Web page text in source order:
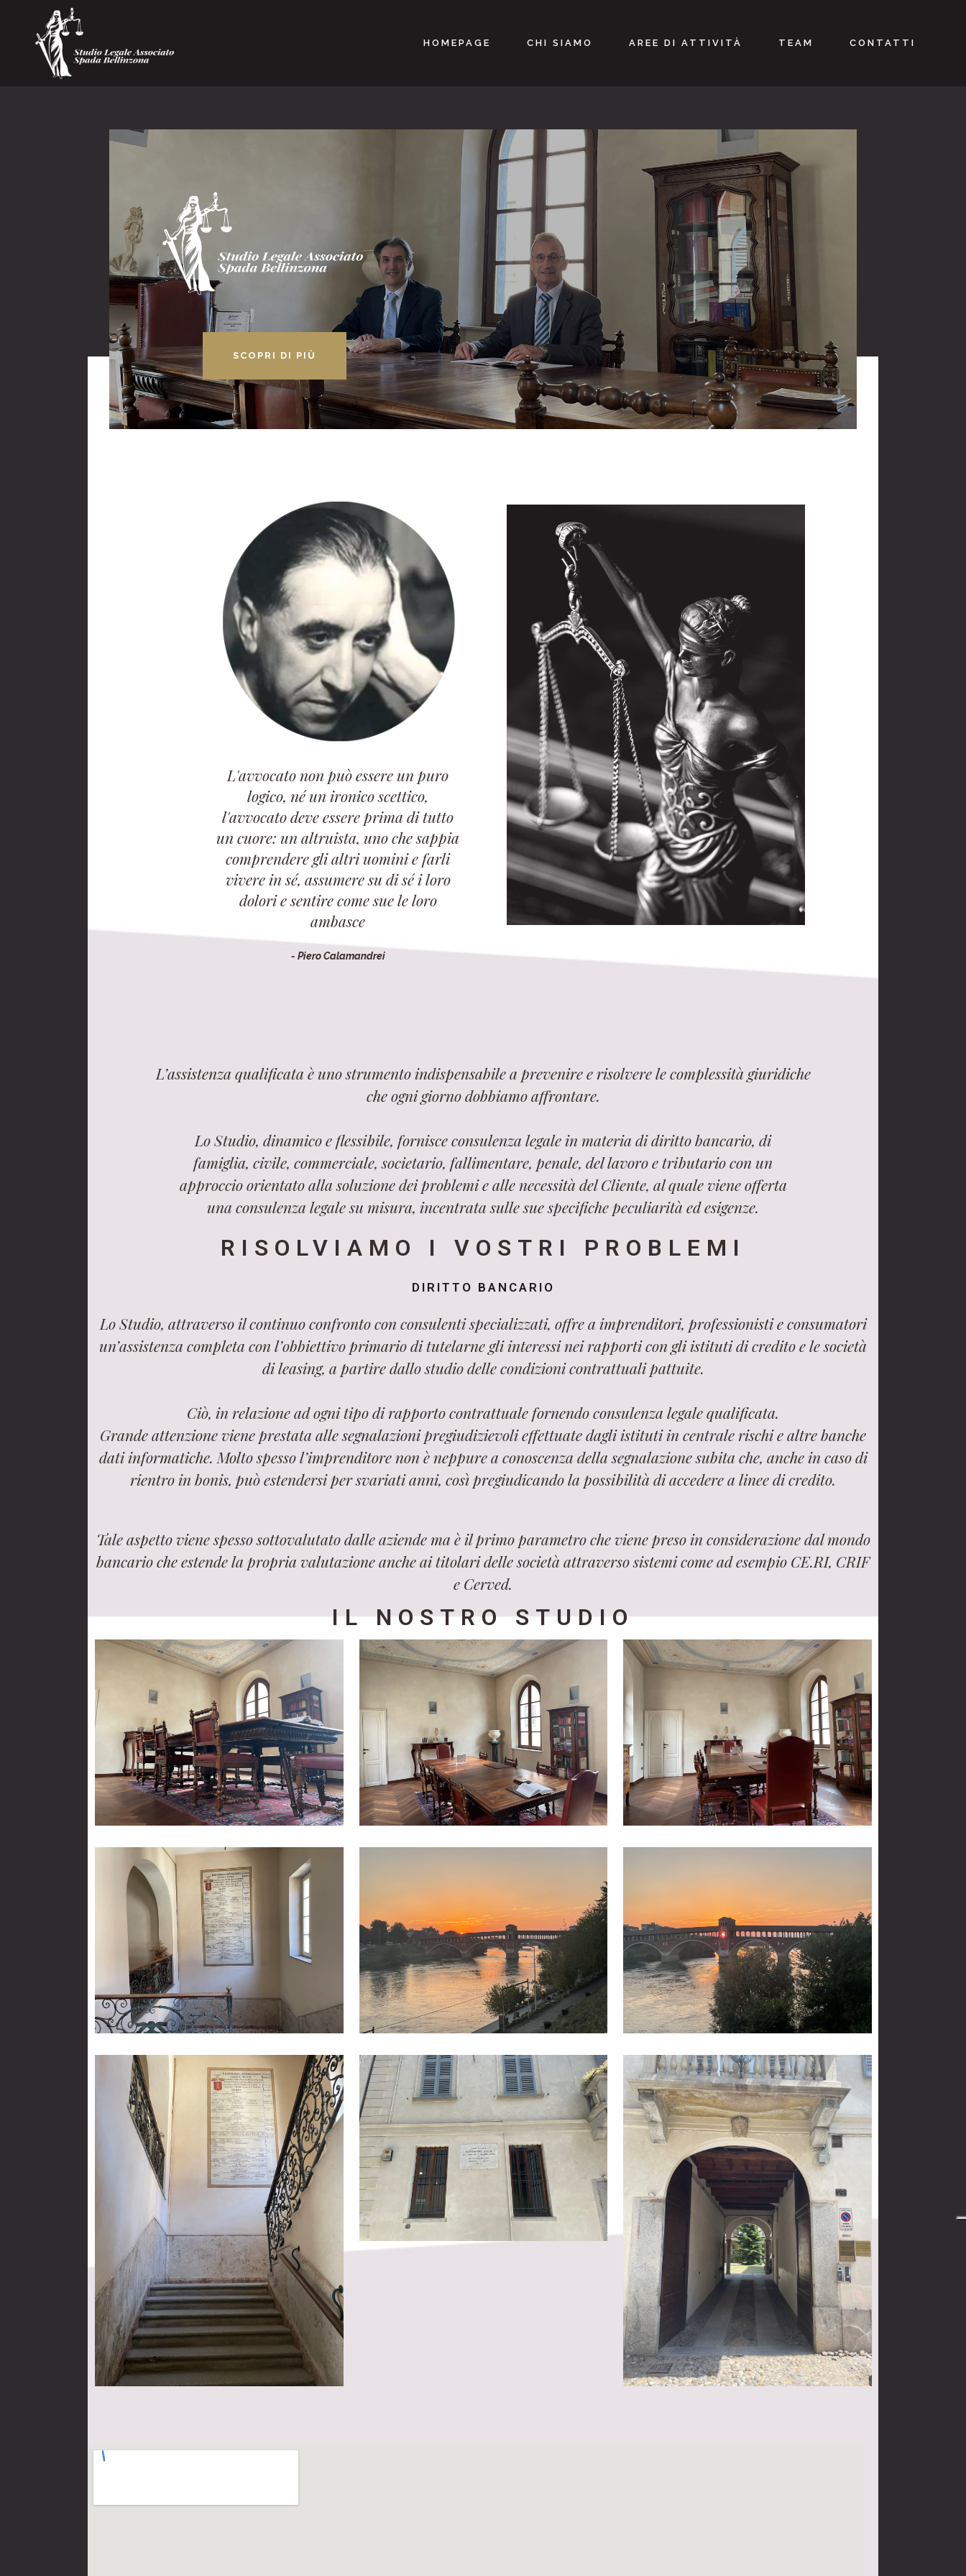
HOMEPAGE CHI SIAMO AREE DI ATTIVITÀ TEAM CONTATTI
SCOPRI DI PIÙ
L'avvocato non può essere un puro
logico, né un ironico scettico,
l'avvocato deve essere prima di tutto
un cuore: un altruista, uno che sappia
comprendere gli altri uomini e farli
vivere in sé, assumere su di sé i loro
dolori e sentire come sue le loro
ambasce
- Piero Calamandrei
L’assistenza qualificata è uno strumento indispensabile a prevenire e risolvere le complessità giuridiche
che ogni giorno dobbiamo affrontare.
Lo Studio, dinamico e flessibile, fornisce consulenza legale in materia di diritto bancario, di
famiglia, civile, commerciale, societario, fallimentare, penale, del lavoro e tributario con un
approccio orientato alla soluzione dei problemi e alle necessità del Cliente, al quale viene offerta
una consulenza legale su misura, incentrata sulle sue specifiche peculiarità ed esigenze.
RISOLVIAMO I VOSTRI PROBLEMI
DIRITTO BANCARIO
Lo Studio, attraverso il continuo confronto con consulenti specializzati, offre a imprenditori, professionisti e consumatori
un’assistenza completa con l’obbiettivo primario di tutelarne gli interessi nei rapporti con gli istituti di credito e le società
di leasing, a partire dallo studio delle condizioni contrattuali pattuite.
Ciò, in relazione ad ogni tipo di rapporto contrattuale fornendo consulenza legale qualificata.
Grande attenzione viene prestata alle segnalazioni pregiudizievoli effettuate dagli istituti in centrale rischi e altre banche
dati informatiche. Molto spesso l’imprenditore non è neppure a conoscenza della segnalazione subita che, anche in caso di
rientro in bonis, può estendersi per svariati anni, così pregiudicando la possibilità di accedere a linee di credito.
Tale aspetto viene spesso sottovalutato dalle aziende ma è il primo parametro che viene preso in considerazione dal mondo
bancario che estende la propria valutazione anche ai titolari delle società attraverso sistemi come ad esempio CE.RI, CRIF
e Cerved.
IL NOSTRO STUDIO